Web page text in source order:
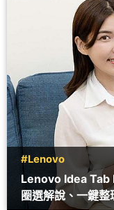
#Lenovo
Lenovo Idea Tab
圈選解說、一鍵整